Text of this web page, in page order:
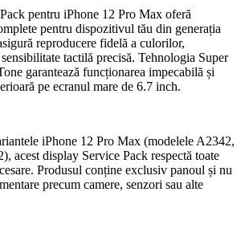
pentru iPhone 12 Pro Max oferă
pentru dispozitivul tău din generația
reproducere fidelă a culorilor,
tactilă precisă. Tehnologia Super
garantează funcționarea impecabilă și
pe ecranul mare de 6.7 inch.
iPhone 12 Pro Max (modelele A2342,
acest display Service Pack respectă toate
Produsul conține exclusiv panoul și nu
precum camere, senzori sau alte